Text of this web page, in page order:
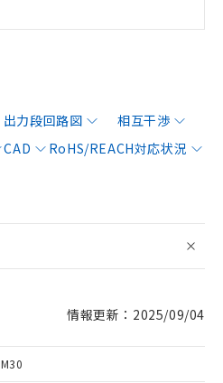
出力段回路図
相互干渉
CAD
RoHS/REACH対応状況
情報更新：2025/09/04
M30